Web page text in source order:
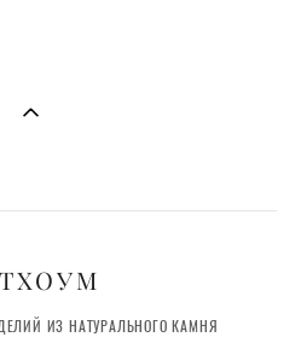
ИЗ НАТУРАЛЬНОГО КАМНЯ